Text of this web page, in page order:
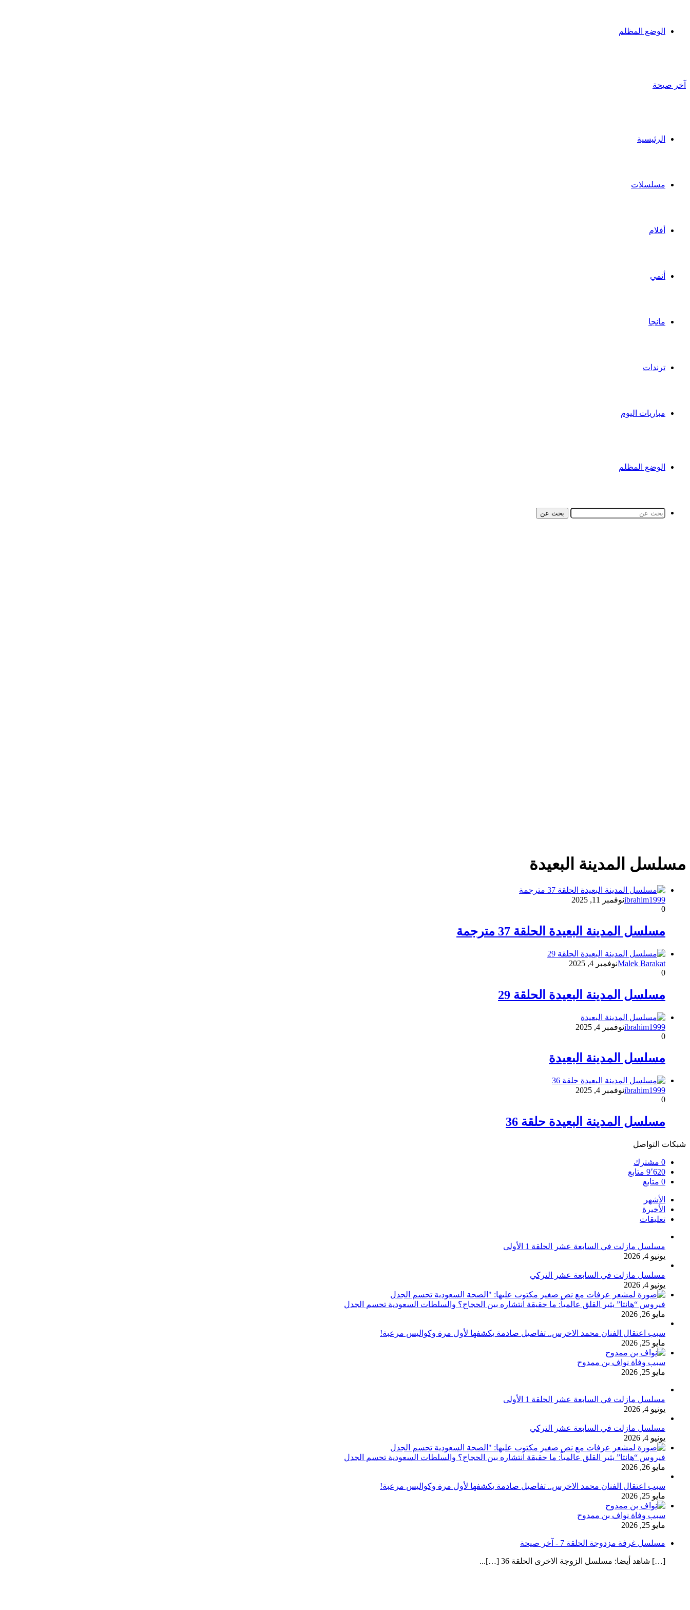
الوضع المظلم
آخر صيحة
الرئيسية
مسلسلات
أفلام
أنمي
مانجا
ترندات
مباريات اليوم
الوضع المظلم
بحث عن
مسلسل المدينة البعيدة
ibrahim1999نوفمبر 11, 2025
0
مسلسل المدينة البعيدة الحلقة 37 مترجمة
Malek Barakatنوفمبر 4, 2025
0
مسلسل المدينة البعيدة الحلقة 29
ibrahim1999نوفمبر 4, 2025
0
مسلسل المدينة البعيدة
ibrahim1999نوفمبر 4, 2025
0
مسلسل المدينة البعيدة حلقة 36
شبكات التواصل
0 مشترك
9٬620 متابع
0 متابع
الأشهر
الأخيرة
تعليقات
مسلسل مازلت في السابعة عشر الحلقة 1 الأولى
يونيو 4, 2026
مسلسل مازلت في السابعة عشر التركي
يونيو 4, 2026
فيروس “هانتا” يثير القلق عالمياً: ما حقيقة انتشاره بين الحجاج؟ والسلطات السعودية تحسم الجدل
مايو 26, 2026
سبب اعتقال الفنان محمد الاخرس.. تفاصيل صادمة يكشفها لأول مرة وكواليس مرعبة!
مايو 25, 2026
سبب وفاة نواف بن ممدوح
مايو 25, 2026
مسلسل مازلت في السابعة عشر الحلقة 1 الأولى
يونيو 4, 2026
مسلسل مازلت في السابعة عشر التركي
يونيو 4, 2026
فيروس “هانتا” يثير القلق عالمياً: ما حقيقة انتشاره بين الحجاج؟ والسلطات السعودية تحسم الجدل
مايو 26, 2026
سبب اعتقال الفنان محمد الاخرس.. تفاصيل صادمة يكشفها لأول مرة وكواليس مرعبة!
مايو 25, 2026
سبب وفاة نواف بن ممدوح
مايو 25, 2026
مسلسل غرفة مزدوجة الحلقة 7 - آخر صيحة
[…] شاهد أيضا: مسلسل الزوجة الاخرى الحلقة 36 […]...